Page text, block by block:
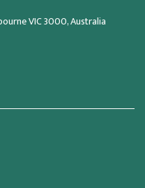
VIC 3000, Australia